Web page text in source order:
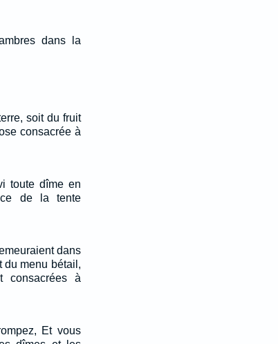
dans la
soit du fruit
consacrée à
toute dîme en
de la tente
dans
du menu bétail,
consacrées à
Et vous